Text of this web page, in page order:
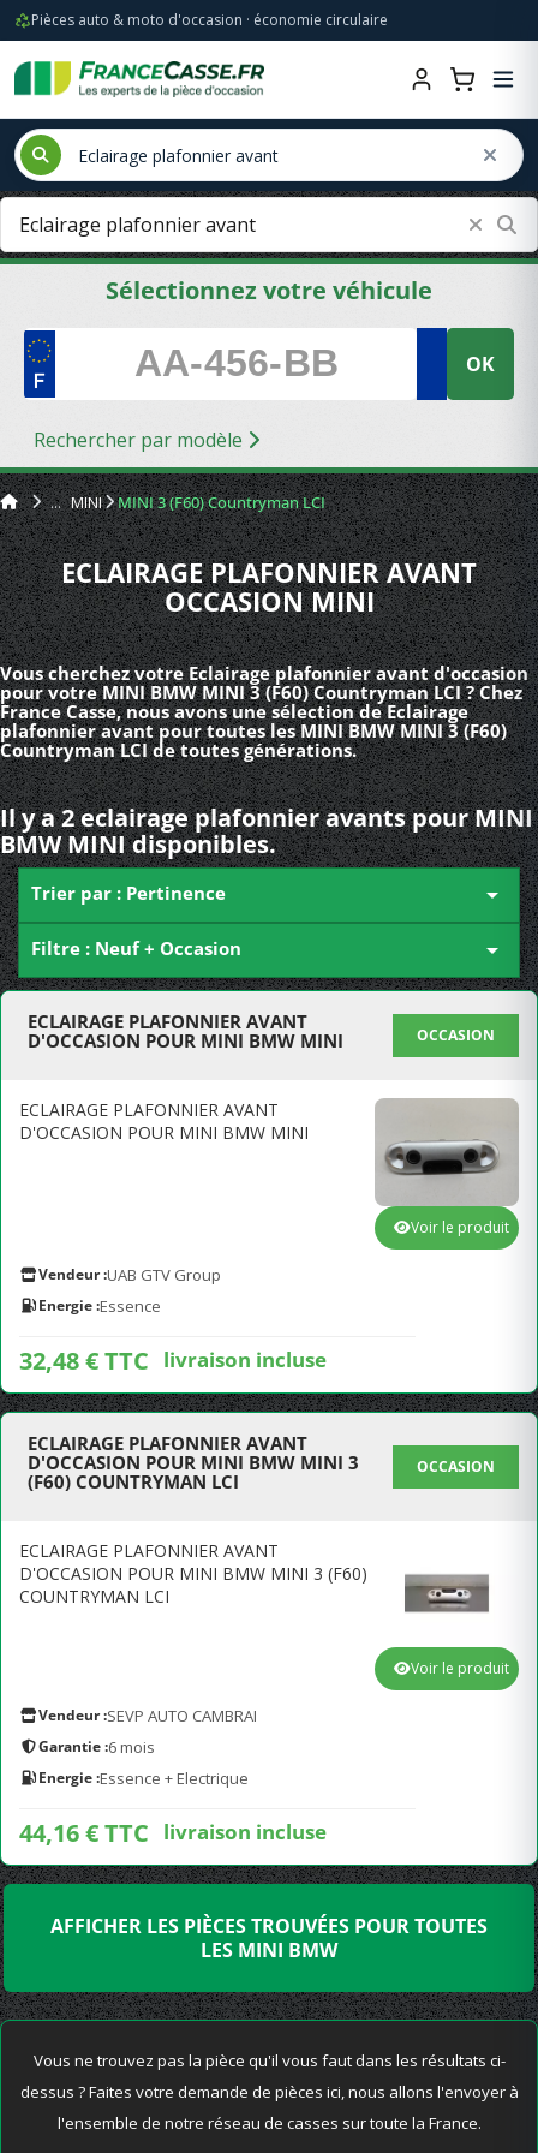
Pièces auto & moto d'occasion · économie circulaire
Sélectionnez votre véhicule
OK
Rechercher par modèle
MINI MINI 3 (F60) Countryman LCI
ECLAIRAGE PLAFONNIER AVANT
OCCASION MINI
Vous cherchez votre Eclairage plafonnier avant d'occasion
pour votre MINI BMW MINI 3 (F60) Countryman LCI ? Chez
France Casse, nous avons une sélection de Eclairage
plafonnier avant pour toutes les MINI BMW MINI 3 (F60)
Countryman LCI de toutes générations.
Il y a 2 eclairage plafonnier avants pour MINI
BMW MINI disponibles.
Trier par : Pertinence 
Filtre : Neuf + Occasion 
ECLAIRAGE PLAFONNIER AVANT
D'OCCASION POUR MINI BMW MINI
OCCASION
ECLAIRAGE PLAFONNIER AVANT
D'OCCASION POUR MINI BMW MINI
Vendeur :UAB GTV Group
Energie :Essence
32,48 € TTC livraison incluse
Voir le produit
ECLAIRAGE PLAFONNIER AVANT
D'OCCASION POUR MINI BMW MINI 3
(F60) COUNTRYMAN LCI
OCCASION
ECLAIRAGE PLAFONNIER AVANT
D'OCCASION POUR MINI BMW MINI 3 (F60)
COUNTRYMAN LCI
Vendeur :SEVP AUTO CAMBRAI
Garantie :6 mois
Energie :Essence + Electrique
44,16 € TTC livraison incluse
Voir le produit
AFFICHER LES PIÈCES TROUVÉES POUR TOUTES
LES MINI BMW
Vous ne trouvez pas la pièce qu'il vous faut dans les résultats ci-
dessus ? Faites votre demande de pièces ici, nous allons l'envoyer à
l'ensemble de notre réseau de casses sur toute la France.